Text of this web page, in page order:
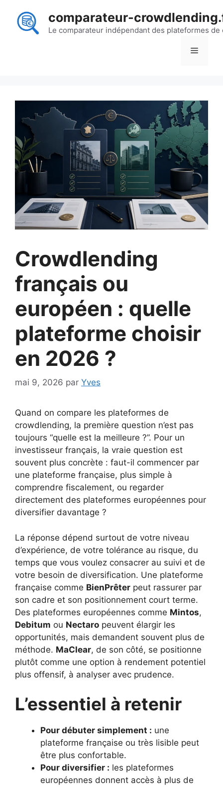
contenu
comparateur-
Le comparateur indépendant des plateformes
Menu
Crowdlending
français ou
européen : quelle
plateforme choisir
en 2026 ?
mai 9, 2026 par Yves
Quand on compare les plateformes de
crowdlending, la première question n’est pas
toujours “quelle est la meilleure ?”. Pour un
investisseur français, la vraie question est
souvent plus concrète : faut-il commencer par
une plateforme française, plus simple à
comprendre fiscalement, ou regarder
directement des plateformes européennes pour
diversifier davantage ?
La réponse dépend surtout de votre niveau
d’expérience, de votre tolérance au risque, du
temps que vous voulez consacrer au suivi et de
votre besoin de diversification. Une plateforme
française comme BienPrêter peut rassurer par
son cadre et son positionnement court terme.
Des plateformes européennes comme Mintos,
Debitum ou Nectaro peuvent élargir les
opportunités, mais demandent souvent plus de
méthode. MaClear, de son côté, se positionne
plutôt comme une option à rendement potentiel
plus offensif, à analyser avec prudence.
L’essentiel à retenir
Pour débuter simplement : une
plateforme française ou très lisible peut
être plus confortable.
Pour diversifier : les plateformes
européennes donnent accès à plus de